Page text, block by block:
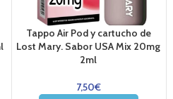
Tappo Air Pod y cartucho de
Lost Mary. Sabor USA Mix 20mg
2ml
7,50€